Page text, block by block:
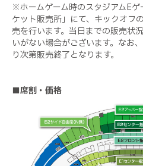
※ホームゲーム時のスタジアムE
ケット販売所」にて、キックオフ
売を行います。当日までの販売状
いがない場合がございます。なお
り次第販売終了となります。
■席割・価格